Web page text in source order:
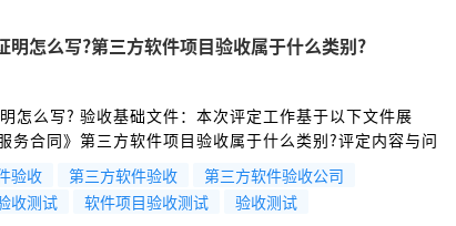
明怎么写?第三方软件项目验收属于什么类别?
怎么写? 验收基础文件：本次评定工作基于以下文件展
务合同》第三方软件项目验收属于什么类别?评定内容与问
验收 第三方软件验收
第三方软件验收公司
收测试 软件项目验收测试 验收测试